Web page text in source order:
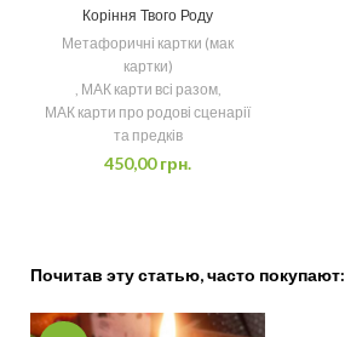
Коріння Твого Роду
Метафоричні картки (мак
картки)
, МАК карти всі разом,
МАК карти про родові сценарії
та предків
450,00грн.
Почитав эту статью, часто покупают: